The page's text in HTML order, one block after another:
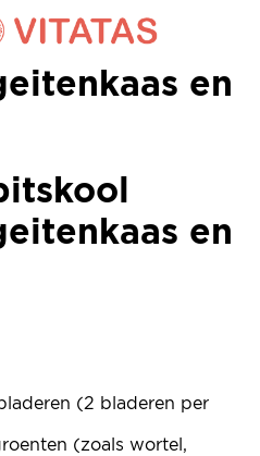
en
en
(2 bladeren per
(zoals wortel,